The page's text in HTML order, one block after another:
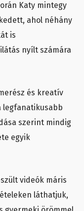
Katy mintegy
ahol néhány
is
nyílt számára
és kreatív
legfanatikusabb
szerint mindig
egyik
videók máris
láthatjuk,